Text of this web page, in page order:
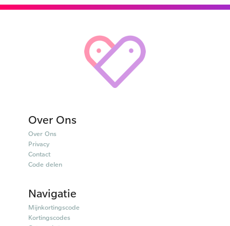
Over Ons
Over Ons
Privacy
Contact
Code delen
Navigatie
Mijnkortingscode
Kortingscodes